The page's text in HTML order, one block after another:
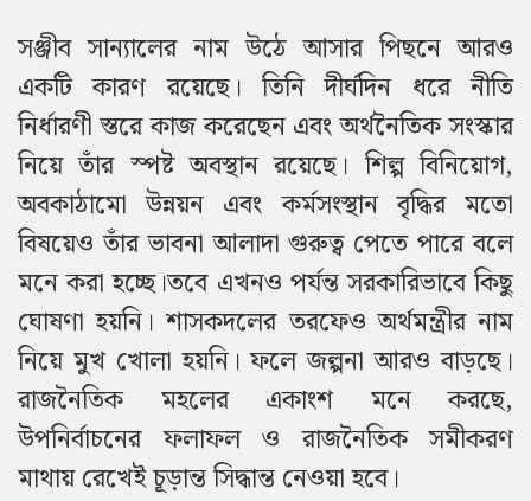
সঞ্জীব সান্যালের নাম উঠে আসার পিছনে আরও
একটি কারণ রয়েছে। তিনি দীর্ঘদিন ধরে নীতি
নির্ধারণী স্তরে কাজ করেছেন এবং অর্থনৈতিক সংস্কার
নিয়ে তাঁর স্পষ্ট অবস্থান রয়েছে। শিল্প বিনিয়োগ,
অবকাঠামো উন্নয়ন এবং কর্মসংস্থান বৃদ্ধির মতো
বিষয়েও তাঁর ভাবনা আলাদা গুরুত্ব পেতে পারে বলে
মনে করা হচ্ছে।তবে এখনও পর্যন্ত সরকারিভাবে কিছু
ঘোষণা হয়নি। শাসকদলের তরফেও অর্থমন্ত্রীর নাম
নিয়ে মুখ খোলা হয়নি। ফলে জল্পনা আরও বাড়ছে।
রাজনৈতিক মহলের একাংশ মনে করছে,
উপনির্বাচনের ফলাফল ও রাজনৈতিক সমীকরণ
মাথায় রেখেই চূড়ান্ত সিদ্ধান্ত নেওয়া হবে।